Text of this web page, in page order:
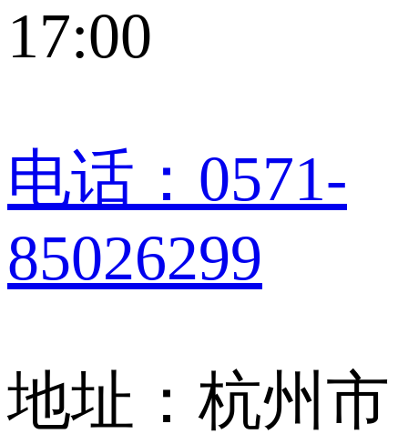
17:00
电话：0571-
85026299
地址：杭州市